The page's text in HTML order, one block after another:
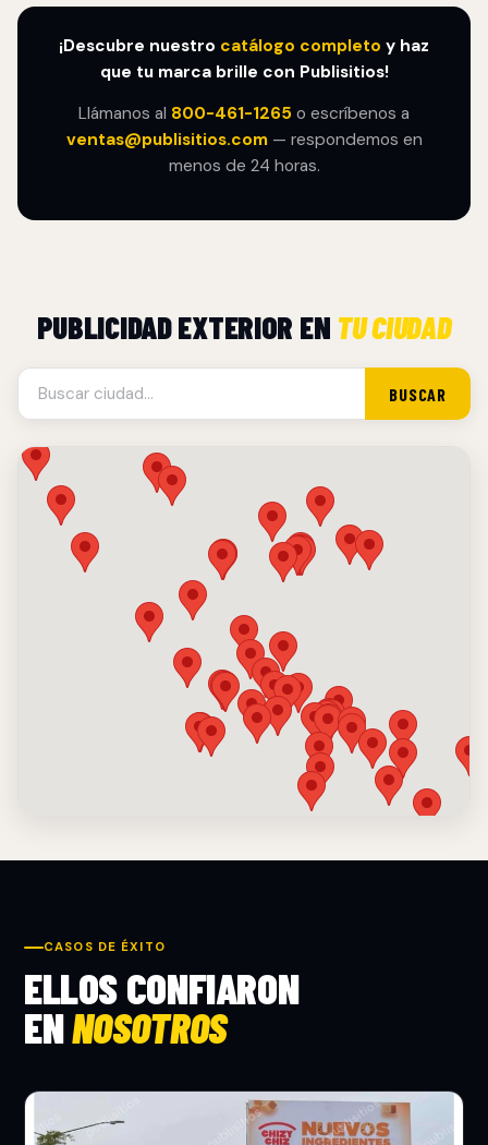
¡Descubre nuestro catálogo completo y haz
que tu marca brille con Publisitios!
Llámanos al 800-461-1265 o escríbenos a
ventas@publisitios.com— respondemos en
menos de 24 horas.
PUBLICIDAD EXTERIOR EN TU CIUDAD
BUSCAR
CASOS DE ÉXITO
ELLOS CONFIARON
ENNOSOTROS